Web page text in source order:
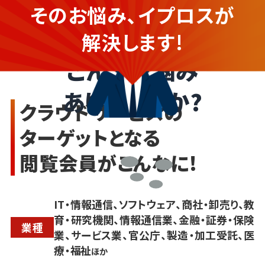
クラウドサービスの企業さま
こんなお悩み
ありませんか?
運用に不安がある
そのお悩み、イプロスが
解決します!
クラウドサービスの
ターゲットとなる
閲覧会員がこんなに!
業種
IT・情報通信、ソフトウェア、商社・卸売り、教
育・研究機関、情報通信業、金融・証券・保険
業、サービス業、官公庁、製造・加工受託、医
療・福祉ほか